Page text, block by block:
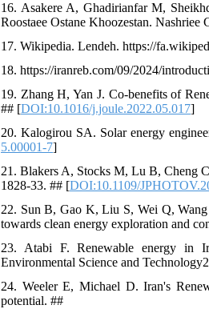
16. Asakere A, Ghadirianfar M,
Roostaee Ostane Khoozestan.
17. Wikipedia. Lendeh. https://
18. https://iranreb.com/09/2024/
19. Zhang H, Yan J. Co-benefits of
## [DOI:10.1016/j.joule.2022.05.017]
20. Kalogirou SA. Solar energy
5.00001-7]
21. Blakers A, Stocks M, Lu B, Cheng
1828-33. ## [DOI:10.1109/
22. Sun B, Gao K, Liu S, Wei Q,
towards clean energy exploration and
23. Atabi F. Renewable energy in
Environmental Science and
24. Weeler E, Michael D. Iran's
potential. ##